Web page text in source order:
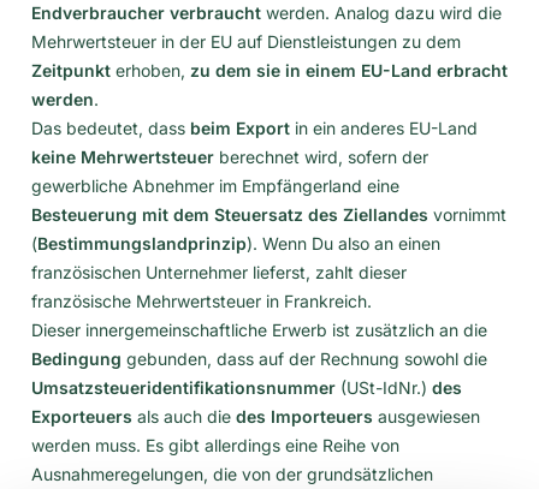
Endverbraucher verbraucht werden. Analog dazu wird die
Mehrwertsteuer in der EU auf Dienstleistungen zu dem
Zeitpunkt erhoben, zu dem sie in einem EU-Land erbracht
werden.
Das bedeutet, dass beim Export in ein anderes EU-Land
keine Mehrwertsteuer berechnet wird, sofern der
gewerbliche Abnehmer im Empfängerland eine
Besteuerung mit dem Steuersatz des Ziellandes vornimmt
(Bestimmungslandprinzip). Wenn Du also an einen
französischen Unternehmer lieferst, zahlt dieser
französische Mehrwertsteuer in Frankreich.
Dieser innergemeinschaftliche Erwerb ist zusätzlich an die
Bedingung gebunden, dass auf der Rechnung sowohl die
Umsatzsteueridentifikationsnummer (USt-IdNr.) des
Exporteuers als auch die des Importeuers ausgewiesen
werden muss. Es gibt allerdings eine Reihe von
Ausnahmeregelungen, die von der grundsätzlichen